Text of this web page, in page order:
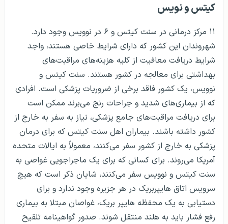
کیتس و نویس
۱۱ مرکز درمانی در سنت کیتس و ۶ در نوویس وجود دارد.
شهروندان این کشور که دارای شرایط خاصی هستند، واجد
شرایط دریافت معافیت از کلیه هزینه‌های مراقبت‌های
بهداشتی برای معالجه در کشور هستند. سنت کیتس و
نوویس، یک کشور فاقد برخی از ضروریات پزشکی است. افرادی
که از بیماری‌های شدید و جراحات رنج می‌برند ممکن است
برای دریافت مراقبت‌های جامع پزشکی، نیاز به سفر به خارج از
کشور داشته باشند. بیماران اهل سنت کیتس که برای درمان
پزشکی به خارج از کشور سفر می‌کنند، معمولاً به ایالات متحده
آمریکا می‌روند. برای کسانی که برای یک ماجراجویی غواصی به
سنت کیتس و نوویس سفر می‌کنند، شایان ذکر است که هیچ
سرویس اتاق هایپر‌بریک در هر جزیره وجود ندارد و برای
دستیابی به یک محفظه هایپر بریک، غواصان مبتلا به بیماری
رفع فشار باید به هلند منتقل شوند. صدور گواهینامه تلقیح